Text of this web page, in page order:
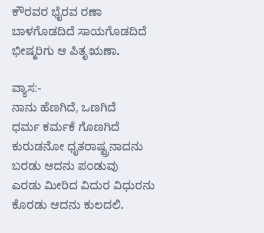
ಕೌರವರ ಭೈರವ ರಣಾ
ಬಾಳಗೊಡದಿದೆ ಸಾಯಗೊಡದಿದೆ
ಭೀಷ್ಮರಿಗು ಆ ಪಿತೃ ಋಣಾ.
ವ್ಯಾಸ:-
ನಾನು ಹೆಣಗಿದೆ, ಒಣಗಿದೆ
ಧರ್ಮ ಕರ್ಮಕೆ ಗೊಣಗಿದೆ
ಕುರುಡನೋ ಧೃತರಾಷ್ಟ್ರನಾದನು
ಬರಡು ಆದನು ಪಂಡುವು
ಎರಡು ಮೀರಿದ ವಿದುರ ವಿಧುರನು
ಕೊರಡು ಆದನು ಕುಲದಲಿ.